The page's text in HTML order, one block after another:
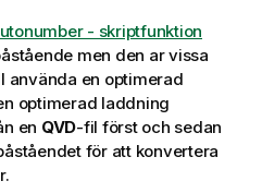
- skriptfunktion
men den ar vissa
använda en optimerad
optimerad laddning
en QVD-fil först och sedan
för att konvertera